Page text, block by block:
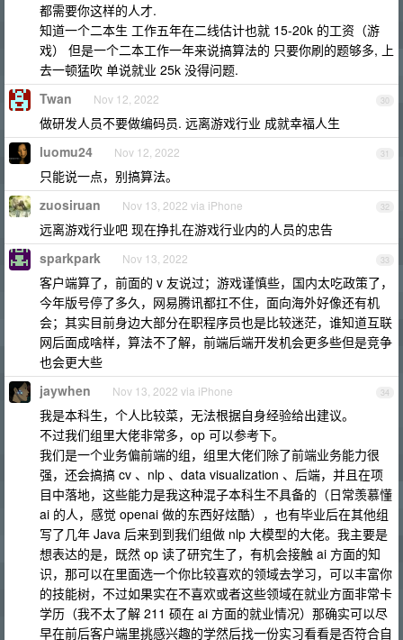
都需要你这样的人才.
知道一个二本生 工作五年在二线估计也就 15-20k 的工资（游
戏） 但是一个二本工作一年来说搞算法的 只要你刷的题够多, 上
去一顿猛吹 单说就业 25k 没得问题.
30
Twan Nov 12, 2022
做研发人员不要做编码员. 远离游戏行业 成就幸福人生
31
luomu24 Nov 12, 2022
只能说一点，别搞算法。
32
zuosiruan Nov 13, 2022 via iPhone
远离游戏行业吧 现在挣扎在游戏行业内的人员的忠告
33
sparkpark Nov 13, 2022
客户端算了，前面的 v 友说过；游戏谨慎些，国内太吃政策了，
今年版号停了多久，网易腾讯都扛不住，面向海外好像还有机
会；其实目前身边大部分在职程序员也是比较迷茫，谁知道互联
网后面成啥样，算法不了解，前端后端开发机会更多些但是竞争
也会更大些
34
jaywhen Nov 13, 2022 via iPhone
我是本科生，个人比较菜，无法根据自身经验给出建议。
不过我们组里大佬非常多，op 可以参考下。
我们是一个业务偏前端的组，组里大佬们除了前端业务能力很
强，还会搞搞 cv 、nlp 、data visualization 、后端，并且在项
目中落地，这些能力是我这种混子本科生不具备的（日常羡慕懂
ai 的人，感觉 openai 做的东西好炫酷），也有毕业后在其他组
写了几年 Java 后来到到我们组做 nlp 大模型的大佬。我主要是
想表达的是，既然 op 读了研究生了，有机会接触 ai 方面的知
识，那可以在里面选一个你比较喜欢的领域去学习，可以丰富你
的技能树，不过如果实在不喜欢或者这些领域在就业方面非常卡
学历（我不太了解 211 硕在 ai 方面的就业情况）那确实可以尽
早在前后客户端里挑感兴趣的学然后找一份实习看看是否符合自